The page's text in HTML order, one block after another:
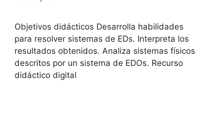
Objetivos didácticos Desarrolla habilidades
para resolver sistemas de EDs. Interpreta los
resultados obtenidos. Analiza sistemas físicos
descritos por un sistema de EDOs. Recurso
didáctico digital